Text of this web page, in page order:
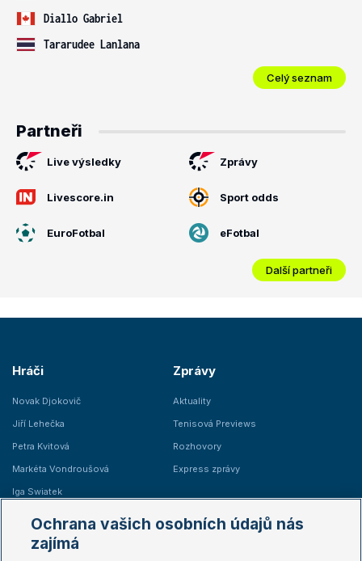
Diallo Gabriel
Tararudee Lanlana
Celý seznam
Partneři
Live výsledky Zprávy
Livescore.in Sport odds
EuroFotbal eFotbal
Další partneři
Hráči
Novak Djokovič
Jiří Lehečka
Petra Kvitová
Markéta Vondroušová
Iga Swiatek
Zprávy
Aktuality
Tenisová Previews
Rozhovory
Express zprávy
Žebříčky
Ochrana vašich osobních údajů nás
zajímá